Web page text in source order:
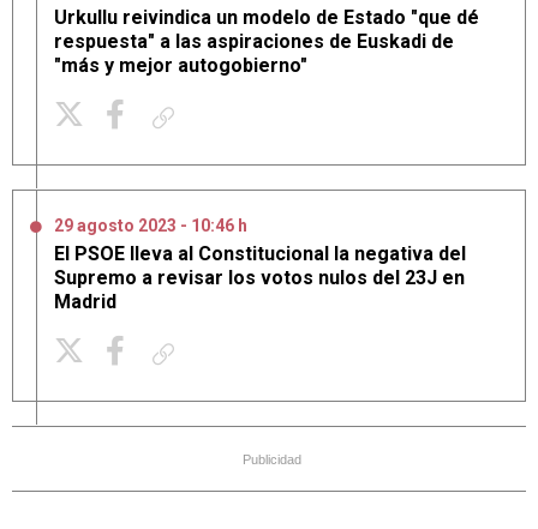
Urkullu reivindica un modelo de Estado "que dé
respuesta" a las aspiraciones de Euskadi de
"más y mejor autogobierno"
29 agosto 2023 - 10:46 h
El PSOE lleva al Constitucional la negativa del
Supremo a revisar los votos nulos del 23J en
Madrid
Publicidad